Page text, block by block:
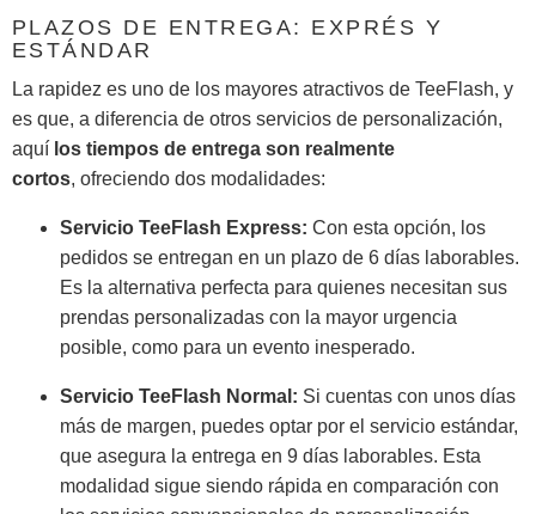
PLAZOS DE ENTREGA: EXPRÉS Y
ESTÁNDAR
La rapidez es uno de los mayores atractivos de TeeFlash, y
es que, a diferencia de otros servicios de personalización,
aquí los tiempos de entrega son realmente
cortos, ofreciendo dos modalidades:
Servicio TeeFlash Express: Con esta opción, los
pedidos se entregan en un plazo de 6 días laborables.
Es la alternativa perfecta para quienes necesitan sus
prendas personalizadas con la mayor urgencia
posible, como para un evento inesperado.
Servicio TeeFlash Normal: Si cuentas con unos días
más de margen, puedes optar por el servicio estándar,
que asegura la entrega en 9 días laborables. Esta
modalidad sigue siendo rápida en comparación con